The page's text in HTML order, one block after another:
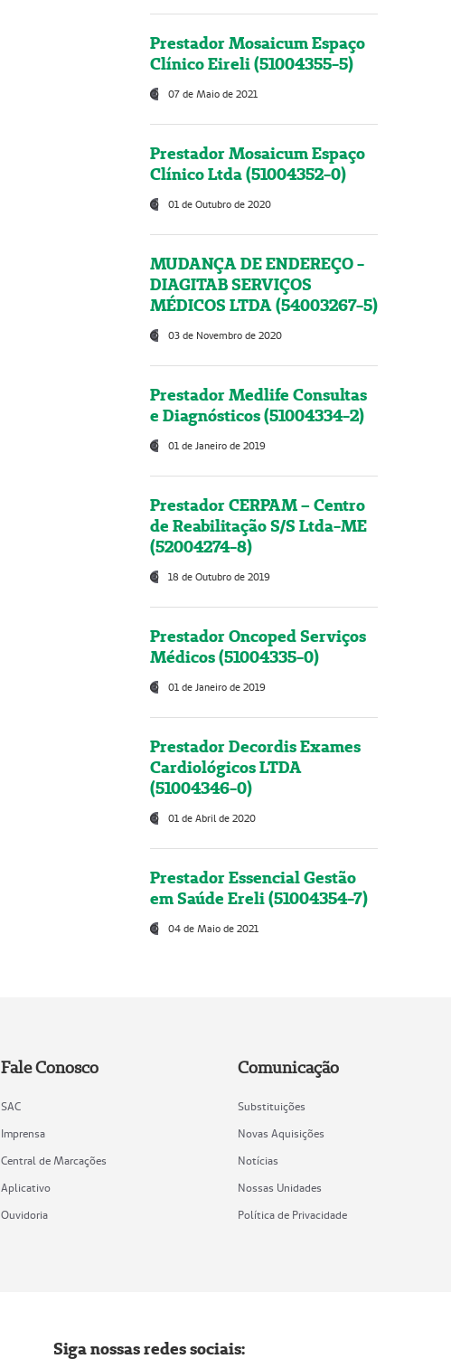
Prestador Mosaicum Espaço
Clínico Eireli (51004355-5)
07 de Maio de 2021
Prestador Mosaicum Espaço
Clínico Ltda (51004352-0)
01 de Outubro de 2020
MUDANÇA DE ENDEREÇO -
DIAGITAB SERVIÇOS
MÉDICOS LTDA (54003267-5)
03 de Novembro de 2020
Prestador Medlife Consultas
e Diagnósticos (51004334-2)
01 de Janeiro de 2019
Prestador CERPAM – Centro
de Reabilitação S/S Ltda-ME
(52004274-8)
18 de Outubro de 2019
Prestador Oncoped Serviços
Médicos (51004335-0)
01 de Janeiro de 2019
Prestador Decordis Exames
Cardiológicos LTDA
(51004346-0)
01 de Abril de 2020
Prestador Essencial Gestão
em Saúde Ereli (51004354-7)
04 de Maio de 2021
Fale Conosco
SAC
Imprensa
Central de Marcações
Aplicativo
Ouvidoria
Comunicação
Substituições
Novas Aquisições
Notícias
Nossas Unidades
Política de Privacidade
Siga nossas redes sociais: